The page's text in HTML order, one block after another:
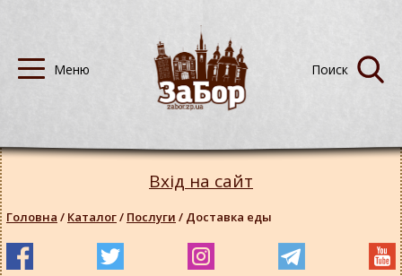
Вхід на сайт
Головна / Каталог/ Послуги / Доставка еды